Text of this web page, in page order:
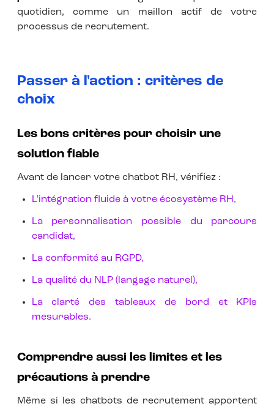
quotidien, comme un maillon actif de votre
processus de recrutement.
Passer à l'action : critères de
choix
Les bons critères pour choisir une
solution fiable
Avant de lancer votre chatbot RH, vérifiez :
L'intégration fluide à votre écosystème RH,
La personnalisation possible du parcours
candidat,
La conformité au RGPD,
La qualité du NLP (langage naturel),
La clarté des tableaux de bord et KPIs
mesurables.
Comprendre aussi les limites et les
précautions à prendre
Même si les chatbots de recrutement apportent